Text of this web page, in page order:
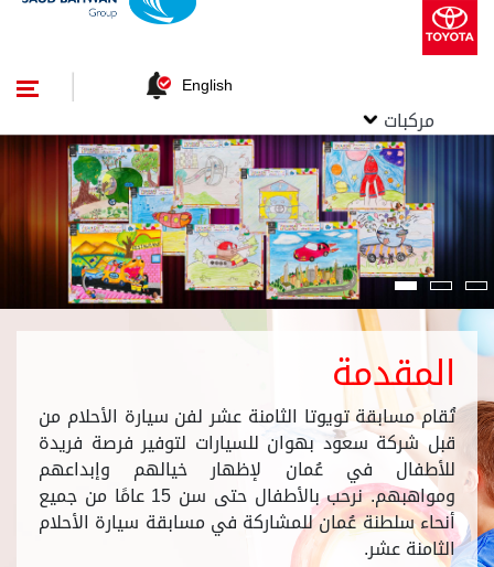
مركبات
English
المقدمة
تُقام مسابقة تويوتا الثامنة عشر لفن سيارة الأحلام من
قبل شركة سعود بهوان للسيارات لتوفير فرصة فريدة
للأطفال في عُمان لإظهار خيالهم وإبداعهم
ومواهبهم. نرحب بالأطفال حتى سن 15 عامًا من جميع
أنحاء سلطنة عُمان للمشاركة في مسابقة سيارة الأحلام
الثامنة عشر.